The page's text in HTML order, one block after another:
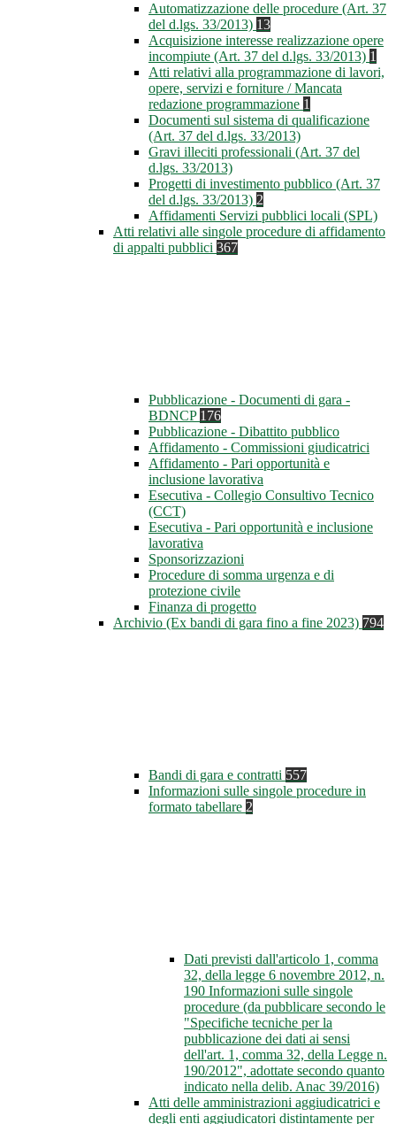
Automatizzazione delle procedure (Art. 37
del d.lgs. 33/2013) 13
Acquisizione interesse realizzazione opere
incompiute (Art. 37 del d.lgs. 33/2013) 1
Atti relativi alla programmazione di lavori,
opere, servizi e forniture / Mancata
redazione programmazione 1
Documenti sul sistema di qualificazione
(Art. 37 del d.lgs. 33/2013)
Gravi illeciti professionali (Art. 37 del
d.lgs. 33/2013)
Progetti di investimento pubblico (Art. 37
del d.lgs. 33/2013) 2
Affidamenti Servizi pubblici locali (SPL)
Atti relativi alle singole procedure di affidamento
di appalti pubblici 367
Pubblicazione - Documenti di gara -
BDNCP 176
Pubblicazione - Dibattito pubblico
Affidamento - Commissioni giudicatrici
Affidamento - Pari opportunità e
inclusione lavorativa
Esecutiva - Collegio Consultivo Tecnico
(CCT)
Esecutiva - Pari opportunità e inclusione
lavorativa
Sponsorizzazioni
Procedure di somma urgenza e di
protezione civile
Finanza di progetto
Archivio (Ex bandi di gara fino a fine 2023) 794
Bandi di gara e contratti 557
Informazioni sulle singole procedure in
formato tabellare 2
Dati previsti dall'articolo 1, comma
32, della legge 6 novembre 2012, n.
190 Informazioni sulle singole
procedure (da pubblicare secondo le
"Specifiche tecniche per la
pubblicazione dei dati ai sensi
dell'art. 1, comma 32, della Legge n.
190/2012", adottate secondo quanto
indicato nella delib. Anac 39/2016)
Atti delle amministrazioni aggiudicatrici e
degli enti aggiudicatori distintamente per